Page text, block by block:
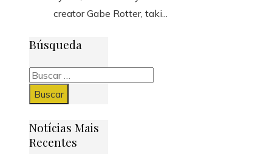
creator Gabe Rotter, taki...
Búsqueda
Buscar:
Notícias Mais
Recentes